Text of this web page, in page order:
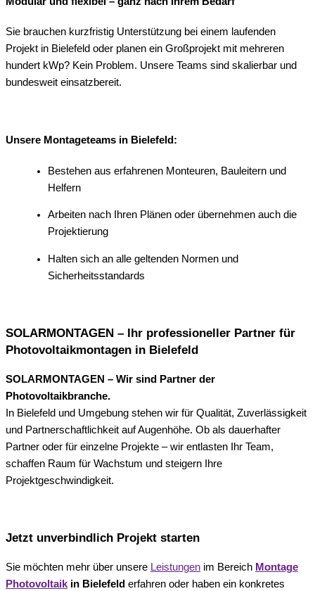
Sie brauchen kurzfristig Unterstützung bei einem laufenden
Projekt in Bielefeld oder planen ein Großprojekt mit mehreren
hundert kWp? Kein Problem. Unsere Teams sind skalierbar und
bundesweit einsatzbereit.
Unsere Montageteams in Bielefeld:
Bestehen aus erfahrenen Monteuren, Bauleitern und
Helfern
Arbeiten nach Ihren Plänen oder übernehmen auch die
Projektierung
Halten sich an alle geltenden Normen und
Sicherheitsstandards
SOLARMONTAGEN – Ihr professioneller Partner für
Photovoltaikmontagen in Bielefeld
SOLARMONTAGEN – Wir sind Partner der
Photovoltaikbranche.
In Bielefeld und Umgebung stehen wir für Qualität, Zuverlässigkeit
und Partnerschaftlichkeit auf Augenhöhe. Ob als dauerhafter
Partner oder für einzelne Projekte – wir entlasten Ihr Team,
schaffen Raum für Wachstum und steigern Ihre
Projektgeschwindigkeit.
Jetzt unverbindlich Projekt starten
Sie möchten mehr über unsere Leistungen im Bereich Montage
Photovoltaik in Bielefeld erfahren oder haben ein konkretes